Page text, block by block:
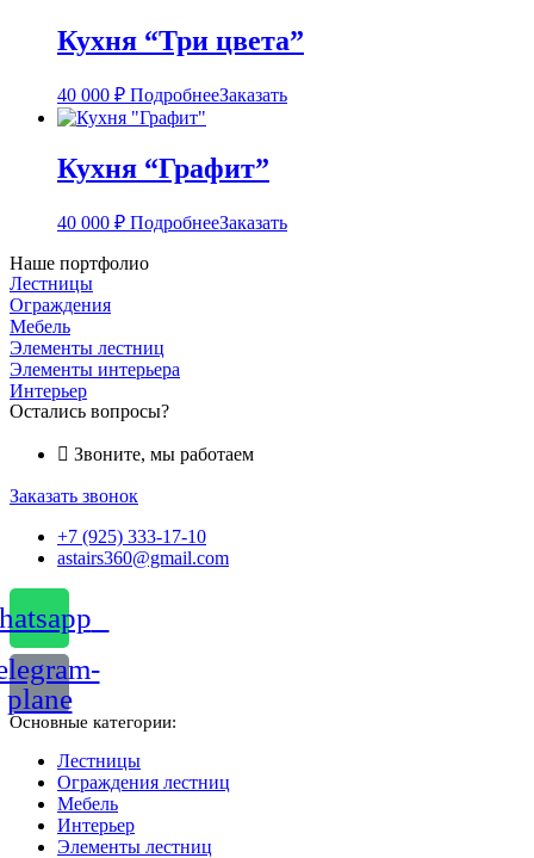
Кухня “Три цвета”
40 000 ₽ ПодробнееЗаказать
Кухня “Графит”
40 000 ₽ ПодробнееЗаказать
Наше портфолио
Лестницы
Ограждения
Мебель
Элементы лестниц
Элементы интерьера
Интерьер
Остались вопросы?
Звоните, мы работаем
Заказать звонок
+7 (925) 333-17-10
astairs360@gmail.com
plane
Основные категории:
Лестницы
Ограждения лестниц
Мебель
Интерьер
Элементы лестниц